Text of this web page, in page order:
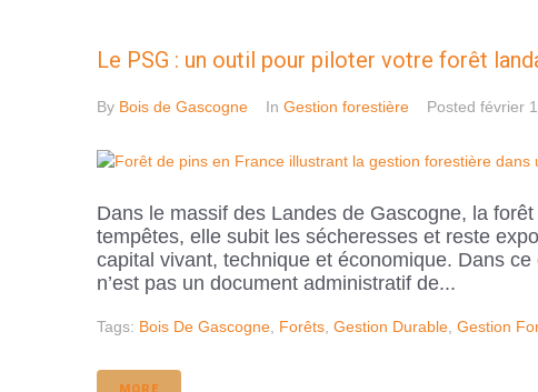
Le PSG : un outil pour piloter votre forêt
By Bois de Gascogne In Gestion forestière Posted février
Dans le massif des Landes de Gascogne, la
tempêtes, elle subit les sécheresses et reste
capital vivant, technique et économique. Dans
n’est pas un document administratif de...
Tags: Bois De Gascogne Forêts Gestion Durable Gestion